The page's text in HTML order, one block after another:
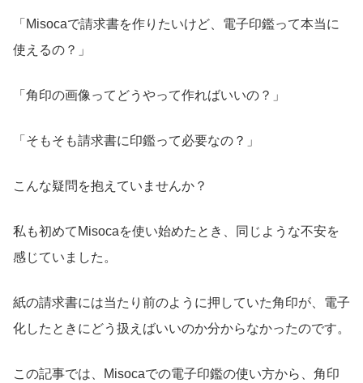
「Misocaで請求書を作りたいけど、電子印鑑って本当に
使えるの？」
「角印の画像ってどうやって作ればいいの？」
「そもそも請求書に印鑑って必要なの？」
こんな疑問を抱えていませんか？
私も初めてMisocaを使い始めたとき、同じような不安を
感じていました。
紙の請求書には当たり前のように押していた角印が、電子
化したときにどう扱えばいいのか分からなかったのです。
この記事では、Misocaでの電子印鑑の使い方から、角印